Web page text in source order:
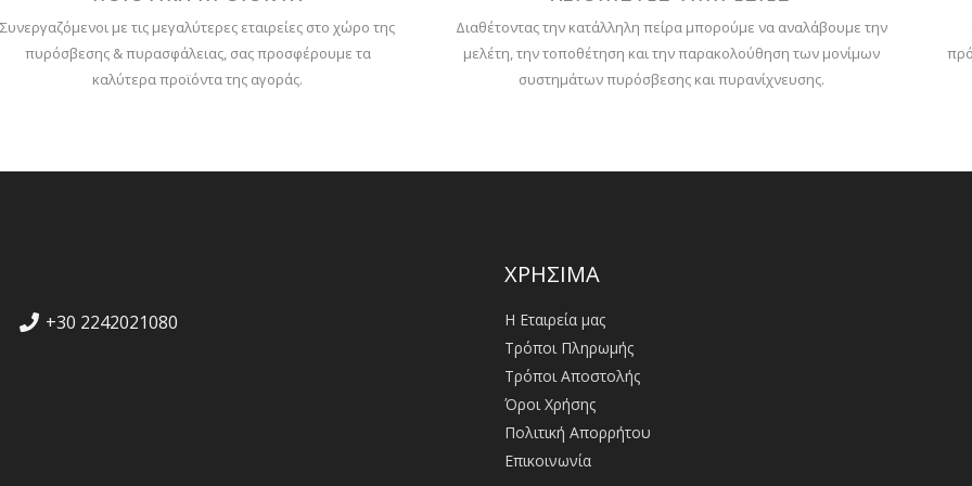
Συνεργαζόμενοι με τις μεγαλύτερες εταιρείες στο χώρο της
πυρόσβεσης & πυρασφάλειας, σας προσφέρουμε τα
καλύτερα προϊόντα της αγοράς.
Διαθέτοντας την κατάλληλη πείρα μπορούμε να αναλάβουμε την
μελέτη, την τοποθέτηση και την παρακολούθηση των μονίμων
συστημάτων πυρόσβεσης και πυρανίχνευσης.
+30 2242021080
ΧΡΗΣΙΜΑ
Η Εταιρεία μας
Τρόποι Πληρωμής
Τρόποι Αποστολής
Όροι Χρήσης
Πολιτική Απορρήτου
Επικοινωνία